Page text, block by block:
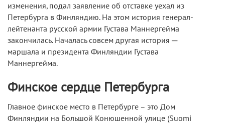
изменения, подал заявление об отставке уехал из
Петербурга в Финляндию. На этом история генерал-
лейтенанта русской армии Густава Маннергейма
закончилась. Началась совсем другая история ─
маршала и президента Финляндии Густава
Маннергейма.
Финское сердце Петербурга
Главное финское место в Петербурге – это Дом
Финляндии на Большой Конюшенной улице (Suomi